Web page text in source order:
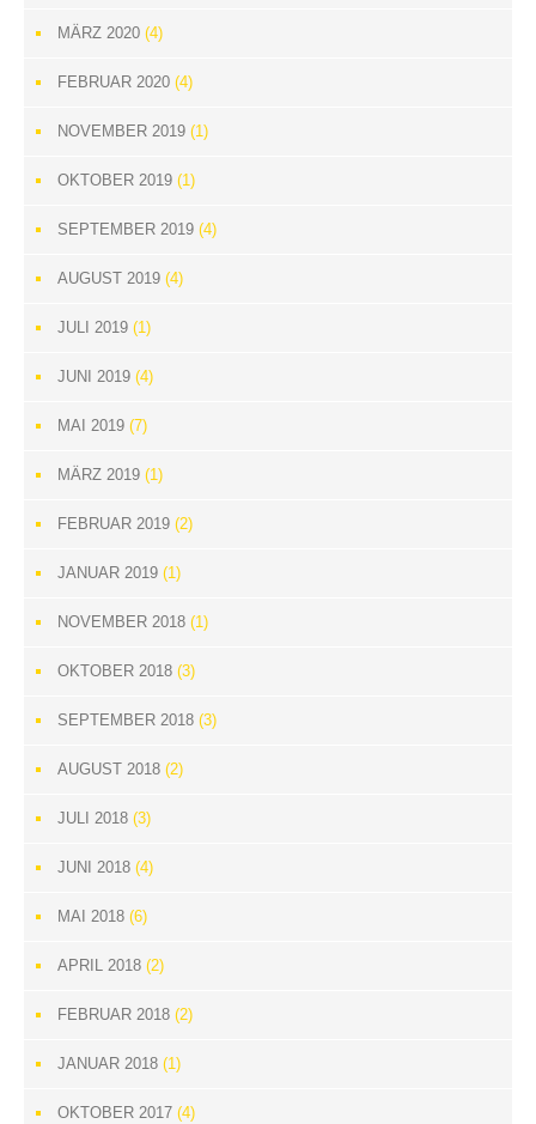
MÄRZ 2020 (4)
FEBRUAR 2020 (4)
NOVEMBER 2019 (1)
OKTOBER 2019 (1)
SEPTEMBER 2019 (4)
AUGUST 2019 (4)
JULI 2019 (1)
JUNI 2019 (4)
MAI 2019 (7)
MÄRZ 2019 (1)
FEBRUAR 2019 (2)
JANUAR 2019 (1)
NOVEMBER 2018 (1)
OKTOBER 2018 (3)
SEPTEMBER 2018 (3)
AUGUST 2018 (2)
JULI 2018 (3)
JUNI 2018 (4)
MAI 2018 (6)
APRIL 2018 (2)
FEBRUAR 2018 (2)
JANUAR 2018 (1)
OKTOBER 2017 (4)